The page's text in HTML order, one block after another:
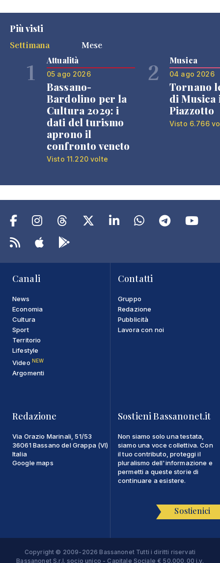
Più visti
Settimana
Mese
1 Attualità
05 ago 2026
Bassano-
Bardolino per la
Cultura 2029: i
dati del turismo
aprono il
confronto veneto
Visto 11.220 volte
2 Musica
04 ago 2026
Tornano
di Musica
Piazzotto
Visto 6.766
Canali
News
Economia
Cultura
Sport
Territorio
Lifestyle
Video NEW
Argomenti
Contatti
Gruppo
Redazione
Pubblicità
Lavora con noi
Redazione
Via Orazio Marinali, 51/53
36061 Bassano del Grappa (VI)
Italia
Google maps
Sostieni Bassanonet.it
Non siamo solo una testata,
siamo una voce collettiva. Con
il tuo contributo, proteggi il
pluralismo dell'informazione e
permetti a queste storie di
continuare a esistere.
Sostienici
Copyright © 2009-2026 Bassanonet Tutti i diritti riservati
Bassanonet S.r.l. socio unico - Capitale Sociale € 50.000,00 i.v.